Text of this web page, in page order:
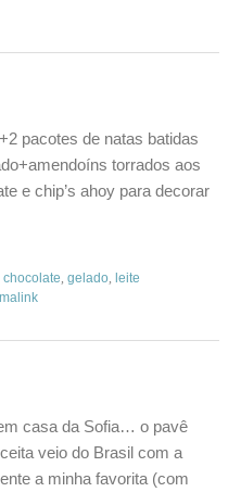
pacotes de natas batidas
torrados aos
e chip’s ahoy para decorar
chocolate gelado leite
casa da Sofia… o pavê
veio do Brasil com a
a minha favorita (com